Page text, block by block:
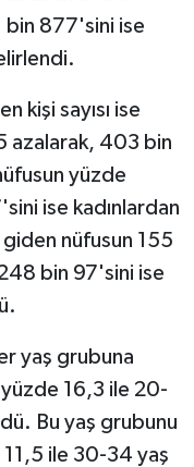
bin 877'sini ise
kişi sayısı ise
azalarak, 403 bin
yüzde
ise kadınlardan
nüfusun 155
bin 97'sini ise
yaş grubuna
16,3 ile 20-
Bu yaş grubunu
ile 30-34 yaş